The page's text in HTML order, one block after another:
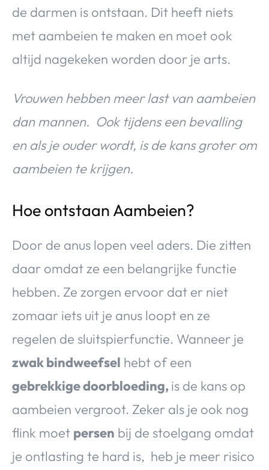
de darmen is ontstaan. Dit heeft niets
met aambeien te maken en moet ook
altijd nagekeken worden door je arts.
Vrouwen hebben meer last van aambeien
dan mannen. Ook tijdens een bevalling
en als je ouder wordt, is de kans groter om
aambeien te krijgen.
Hoe ontstaan Aambeien?
Door de anus lopen veel aders. Die zitten
daar omdat ze een belangrijke functie
hebben. Ze zorgen ervoor dat er niet
zomaar iets uit je anus loopt en ze
regelen de sluitspierfunctie. Wanneer je
zwak bindweefsel hebt of een
gebrekkige doorbloeding,is de kans op
aambeien vergroot. Zeker als je ook nog
flink moet persen bij de stoelgang omdat
je ontlasting te hard is, heb je meer risico